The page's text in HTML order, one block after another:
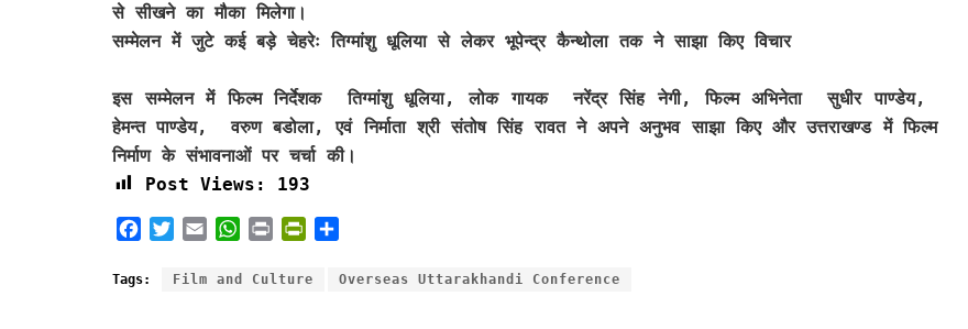
से सीखने का मौका मिलेगा।
सम्मेलन में जुटे कई बड़े चेहरेः तिग्मांशु धूलिया से लेकर भूपेन्द्र कैन्थोला तक ने साझा किए विचार
इस सम्मेलन में फिल्म निर्देशक तिग्मांशु धूलिया, लोक गायक नरेंद्र सिंह नेगी, फिल्म अभिनेता सुधीर पाण्डेय,
हेमन्त पाण्डेय, वरुण बडोला, एवं निर्माता श्री संतोष सिंह रावत ने अपने अनुभव साझा किए और उत्तराखण्ड में फिल्म
निर्माण के संभावनाओं पर चर्चा की।
Post Views:
193
c
i
a
a
i
i
a
Tags: Film and Culture Overseas Uttarakhandi Conference